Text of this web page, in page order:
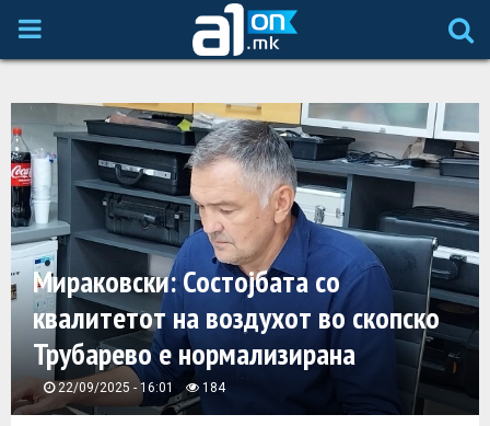
P
I
M
A
R
Y
Мираковски: Состојбата со
квалитетот на воздухот во скопско
Трубарево e нормализирана
22/09/2025 - 16:01 184